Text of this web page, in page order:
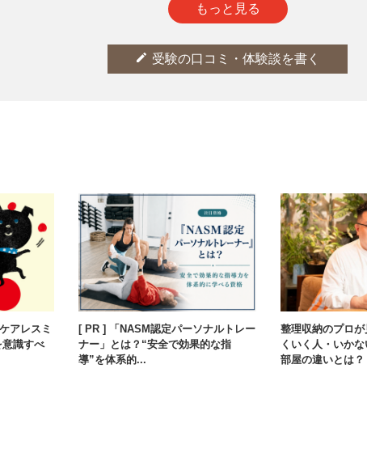
もっと見る
edit 受験の口コミ・体験談を書く
アレスミ
識すべ
[ PR ] 「NASM認定パーソナルトレー
ナー」とは？“安全で効果的な指
導”を体系的...
整理収納のプロ
くいく人・いか
部屋の違いとは？